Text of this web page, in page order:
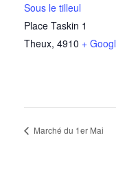
Sous le tilleul
Place Taskin 1
Theux, 4910 +
Marché du 1er Mai